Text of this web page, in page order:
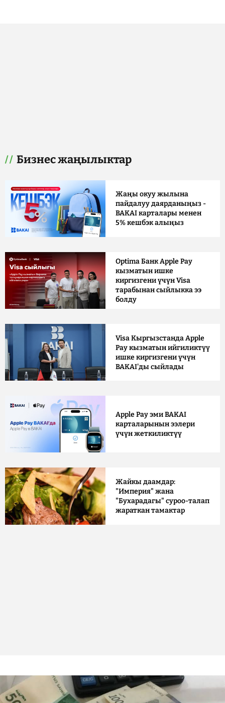
Бизнес жаңылыктар
Жаңы окуу жылына
пайдалуу даярданыңыз -
BAKAI карталары менен
5% кешбэк алыңыз
Optima Банк Apple Pay
кызматын ишке
киргизгени үчүн Visa
тарабынан сыйлыкка ээ
болду
Visa Кыргызстанда Apple
Pay кызматын ийгиликтүү
ишке киргизгени үчүн
BAKAI'ды сыйлады
Apple Pay эми BAKAI
карталарынын ээлери
үчүн жеткиликтүү
Жайкы даамдар:
"Империя" жана
"Бухарадагы" суроо-талап
жараткан тамактар